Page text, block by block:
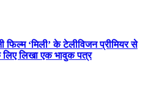
फिल्म ‘मिली’ के टेलीविजन प्रीमियर से
लिखा एक भावुक पत्र